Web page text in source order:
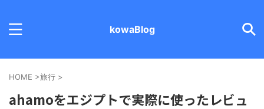
kowaBlog
HOME >旅行 >
ahamoをエジプトで実際に使ったレビュ